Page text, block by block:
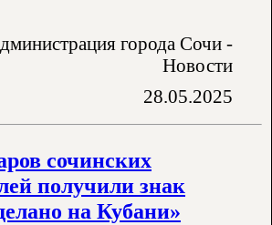
города Сочи -
Новости
28.05.2025
сочинских
получили знак
на Кубани»